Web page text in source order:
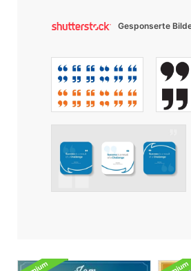
Gesponserte